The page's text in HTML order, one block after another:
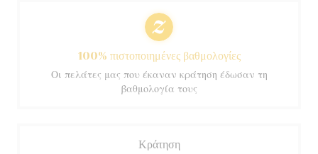
100% πιστοποιημένες βαθμολογίες
Οι πελάτες μας που έκαναν κράτηση έδωσαν τη
βαθμολογία τους
Κράτηση